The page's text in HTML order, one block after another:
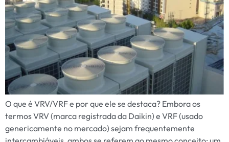
O que é VRV/VRF e por que ele se destaca? Embora os
termos VRV (marca registrada da Daikin) e VRF (usado
genericamente no mercado) sejam frequentemente